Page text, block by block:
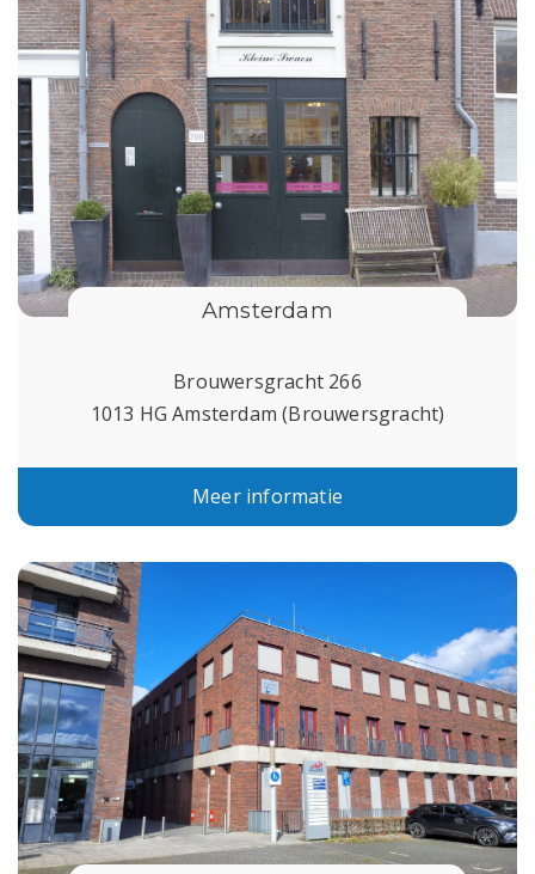
Amsterdam
Brouwersgracht 266
1013 HG Amsterdam (Brouwersgracht)
Meer informatie